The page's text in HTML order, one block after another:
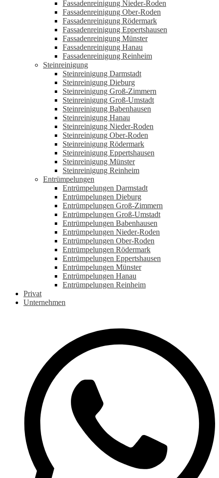
Fassadenreinigung Nieder-Roden
Fassadenreinigung Ober-Roden
Fassadenreinigung Rödermark
Fassadenreinigung Eppertshausen
Fassadenreinigung Münster
Fassadenreinigung Hanau
Fassadenreinigung Reinheim
Steinreinigung
Steinreinigung Darmstadt
Steinreinigung Dieburg
Steinreinigung Groß-Zimmern
Steinreinigung Groß-Umstadt
Steinreinigung Babenhausen
Steinreinigung Hanau
Steinreinigung Nieder-Roden
Steinreinigung Ober-Roden
Steinreinigung Rödermark
Steinreinigung Eppertshausen
Steinreinigung Münster
Steinreinigung Reinheim
Entrümpelungen
Entrümpelungen Darmstadt
Entrümpelungen Dieburg
Entrümpelungen Groß-Zimmern
Entrümpelungen Groß-Umstadt
Entrümpelungen Babenhausen
Entrümpelungen Nieder-Roden
Entrümpelungen Ober-Roden
Entrümpelungen Rödermark
Entrümpelungen Eppertshausen
Entrümpelungen Münster
Entrümpelungen Hanau
Entrümpelungen Reinheim
Privat
Unternehmen